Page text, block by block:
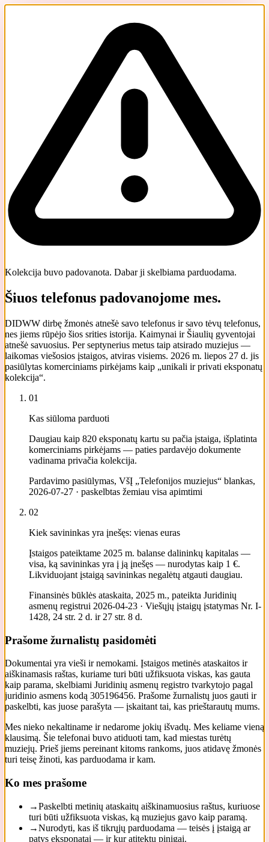
Kolekcija buvo padovanota. Dabar ji skelbiama parduodama.
Šiuos telefonus padovanojome mes.
DIDWW dirbę žmonės atnešė savo telefonus ir savo tėvų telefonus,
nes jiems rūpėjo šios srities istorija. Kaimynai ir Šiaulių gyventojai
atnešė savuosius. Per septynerius metus taip atsirado muziejus —
laikomas viešosios įstaigos, atviras visiems. 2026 m. liepos 27 d. jis
pasiūlytas komerciniams pirkėjams kaip „unikali ir privati eksponatų
kolekcija“.
01
Kas siūloma parduoti
Daugiau kaip 820 eksponatų kartu su pačia įstaiga, išplatinta
komerciniams pirkėjams — paties pardavėjo dokumente
vadinama privačia kolekcija.
Pardavimo pasiūlymas, VšĮ „Telefonijos muziejus“ blankas,
2026-07-27 · paskelbtas žemiau visa apimtimi
02
Kiek savininkas yra įnešęs: vienas euras
Įstaigos pateiktame 2025 m. balanse dalininkų kapitalas —
visa, ką savininkas yra į ją įnešęs — nurodytas kaip 1 €.
Likviduojant įstaigą savininkas negalėtų atgauti daugiau.
Finansinės būklės ataskaita, 2025 m., pateikta Juridinių
asmenų registrui 2026-04-23 · Viešųjų įstaigų įstatymas Nr. I-
1428, 24 str. 2 d. ir 27 str. 8 d.
Prašome žurnalistų pasidomėti
Dokumentai yra vieši ir nemokami. Įstaigos metinės ataskaitos ir
aiškinamasis raštas, kuriame turi būti užfiksuota viskas, kas gauta
kaip parama, skelbiami Juridinių asmenų registro tvarkytojo pagal
juridinio asmens kodą 305196456. Prašome žurnalistų juos gauti ir
paskelbti, kas juose parašyta — įskaitant tai, kas prieštarautų mums.
Mes nieko nekaltiname ir nedarome jokių išvadų. Mes keliame vieną
klausimą. Šie telefonai buvo atiduoti tam, kad miestas turėtų
muziejų. Prieš jiems pereinant kitoms rankoms, juos atidavę žmonės
turi teisę žinoti, kas parduodama ir kam.
Ko mes prašome
→Paskelbti metinių ataskaitų aiškinamuosius raštus, kuriuose
turi būti užfiksuota viskas, ką muziejus gavo kaip paramą.
→Nurodyti, kas iš tikrųjų parduodama — teisės į įstaigą ar
patys eksponatai — ir kur atitektų pinigai.